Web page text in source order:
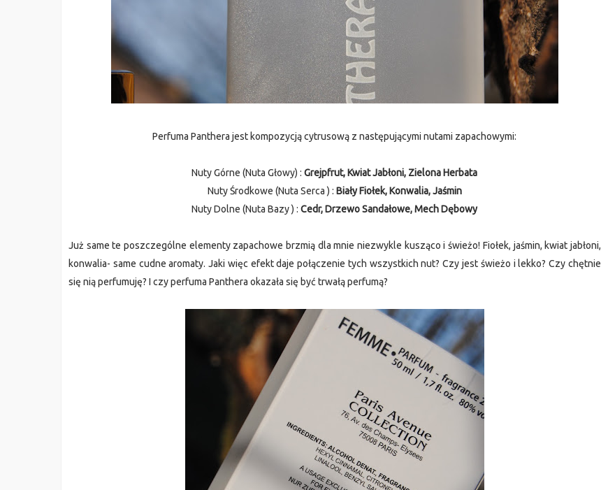
Perfuma Panthera jest kompozycją cytrusową z następującymi nutami zapachowymi:
Nuty Górne (Nuta Głowy) :Grejpfrut, Kwiat Jabłoni, Zielona Herbata
Nuty Środkowe (Nuta Serca ) : Biały Fiołek, Konwalia, Jaśmin
Nuty Dolne (Nuta Bazy ) : Cedr, Drzewo Sandałowe, Mech Dębowy
Już same te poszczególne elementy zapachowe brzmią dla mnie niezwykle kusząco i świeżo! Fiołek, jaśmin, kwiat jabłoni,
konwalia- same cudne aromaty. Jaki więc efekt daje połączenie tych wszystkich nut? Czy jest świeżo i lekko? Czy chętnie
się nią perfumuję? I czy perfuma Panthera okazała się być trwałą perfumą?